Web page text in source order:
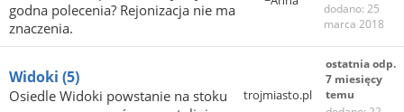
godna polecenia? Rejonizacja nie ma
znaczenia.
dodano: 25
marca 2018
Widoki (5)
Osiedle Widoki powstanie na stoku
trojmiasto.pl
ostatnia odp.
7 miesięcy
temu